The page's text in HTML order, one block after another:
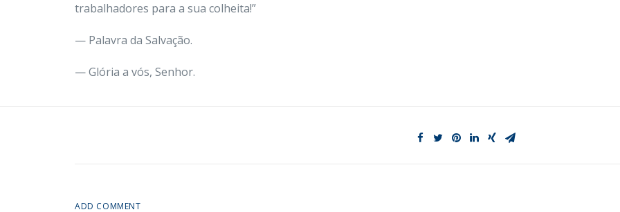
trabalhadores para a sua colheita!”
— Palavra da Salvação.
— Glória a vós, Senhor.
ADD COMMENT